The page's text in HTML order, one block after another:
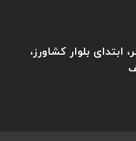
ابتدای بلوار کشاورز،